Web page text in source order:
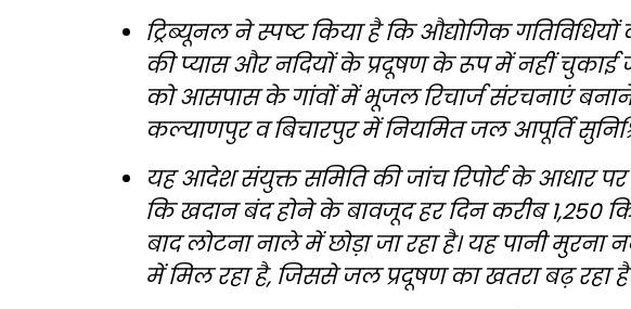
ट्रिब्यूनल ने स्पष्ट किया है कि औद्योगिक
की प्यास और नदियों के प्रदूषण के रूप में नहीं
को आसपास के गांवों में भूजल रिचार्ज संरचनाएं
कल्याणपुर व बिचारपुर में नियमित जल आपूर्ति
यह आदेश संयुक्त समिति की जांच रिपोर्ट के आधार
कि खदान बंद होने के बावजूद हर दिन करीब 1,250
बाद लोटना नाले में छोड़ा जा रहा है। यह पानी मुरना
में मिल रहा है, जिससे जल प्रदूषण का खतरा बढ़ रहा